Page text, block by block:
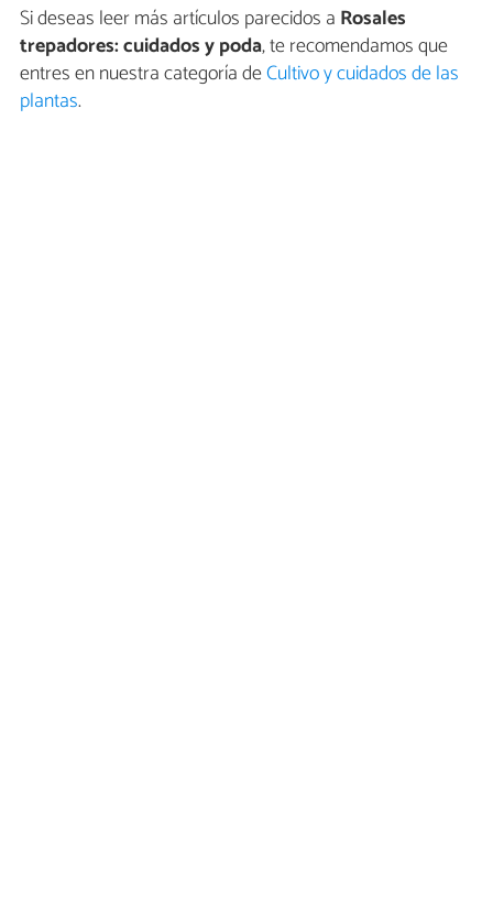
Si deseas leer más artículos parecidos a Rosales
trepadores: cuidados y poda, te recomendamos que
entres en nuestra categoría deCultivo y cuidados de las
plantas.